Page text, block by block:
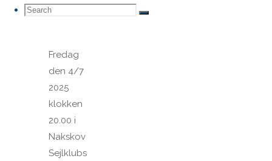
Search
Search
Search
2025
Fredag
den 4/7
2025
klokken
20.00 i
Nakskov
Sejlklubs